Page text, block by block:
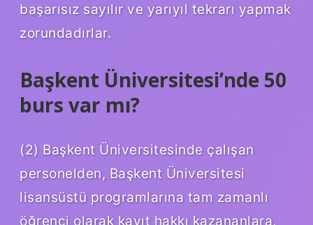
başarısız sayılır ve yarıyıl tekrarı yapmak
zorundadırlar.
Başkent Üniversitesi’nde 50
burs var mı?
(2) Başkent Üniversitesinde çalışan
personelden, Başkent Üniversitesi
lisansüstü programlarına tam zamanlı
öğrenci olarak kayıt hakkı kazananlara,